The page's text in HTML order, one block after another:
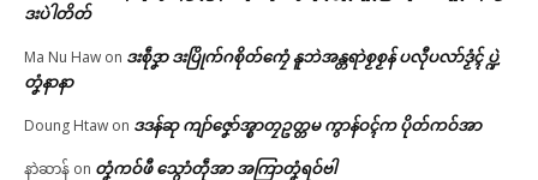
ဒးပဲါတိတ်
Ma Nu Haw on ဒးစဵုဒၞာ ဒးပြိုက်ဂစိုတ်ကၠေံ နူဘဲအန္တရာဲစၟစၟန် ပလီုပလာ်ဒၟံၚ် ပ္ဍဲ
တၞံနာနာ
Doung Htaw on ဒဒန်ဆု ကျာ်ဇၞော်အ္စာတၠဥတ္တမ ကွာန်ဝၚ်က ပိုတ်ကဝ်အာ
နာဲဆာန် on တၞံကဝ်ဖီ သ္ဂောံတဵုအာ အကြာတၞံရဝ်ဗါ